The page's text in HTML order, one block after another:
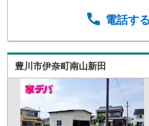
ォーム実績多数！中
ッズスペース用意し
場ください。・営業
休日:水曜日）この時
ーズにご案内できま
くはお気軽にお電話く
電話する
豊川市伊奈町南山新田